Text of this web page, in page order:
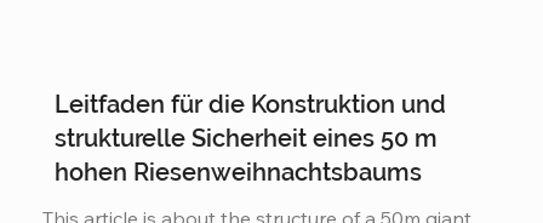
Weihnachtsbaum  ist so hoch wie ein 15-
stöckiges...
Leitfaden für die Konstruktion und
strukturelle Sicherheit eines 50 m
hohen Riesenweihnachtsbaums
This article is about the structure of a 50m giant